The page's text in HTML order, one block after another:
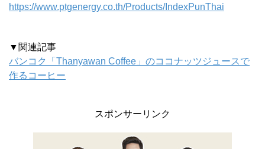
https://www.ptgenergy.co.th/Products/IndexPunThai
▼関連記事
バンコク「Thanyawan Coffee」のココナッツジュースで
作るコーヒー
スポンサーリンク